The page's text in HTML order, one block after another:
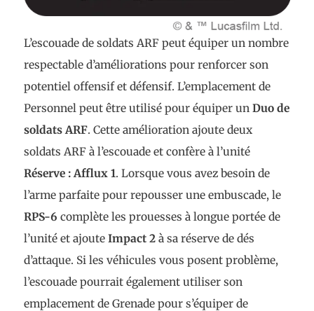
L’escouade de soldats ARF peut équiper un nombre
respectable d’améliorations pour renforcer son
potentiel offensif et défensif. L’emplacement de
Personnel peut être utilisé pour équiper un Duo de
soldats ARF. Cette amélioration ajoute deux
soldats ARF à l’escouade et confère à l’unité
Réserve : Afflux 1. Lorsque vous avez besoin de
l’arme parfaite pour repousser une embuscade, le
RPS-6 complète les prouesses à longue portée de
l’unité et ajoute Impact 2à sa réserve de dés
d’attaque. Si les véhicules vous posent problème,
l’escouade pourrait également utiliser son
emplacement de Grenade pour s’équiper de